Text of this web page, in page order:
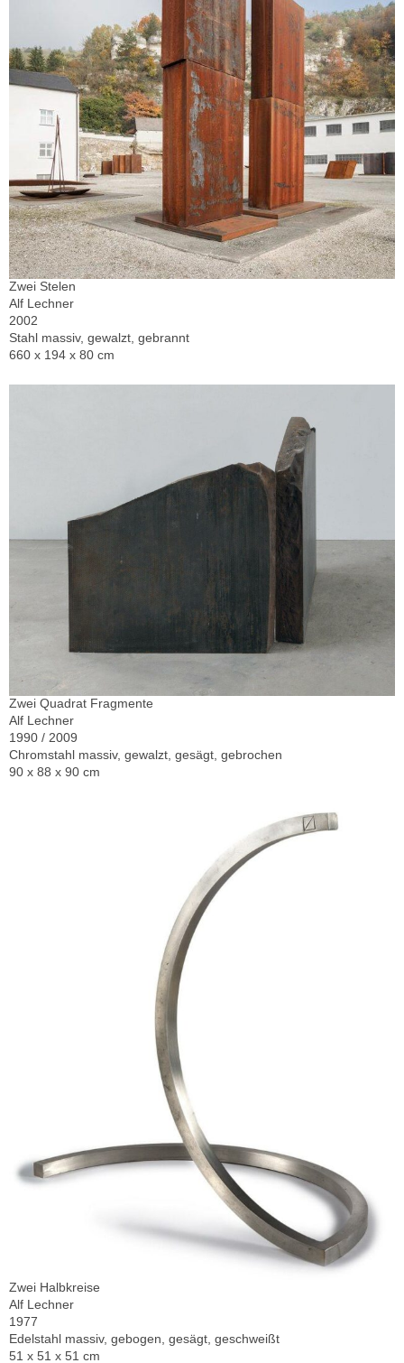
Zwei Stelen
Alf Lechner
2002
Stahl massiv, gewalzt, gebrannt
660 x 194 x 80 cm
Zwei Quadrat Fragmente
Alf Lechner
1990 / 2009
Chromstahl massiv, gewalzt, gesägt, gebrochen
90 x 88 x 90 cm
Zwei Halbkreise
Alf Lechner
1977
Edelstahl massiv, gebogen, gesägt, geschweißt
51 x 51 x 51 cm